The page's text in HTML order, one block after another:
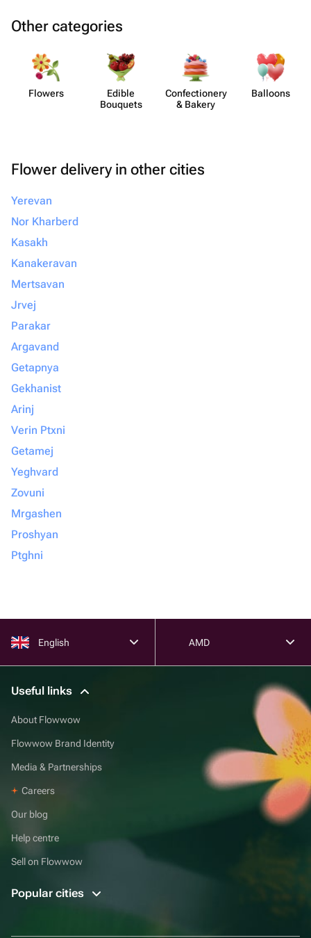
Other categories
Flowers
Edible
Bouquets
Confect​ionery
& Bakery
Balloons
Flower delivery in other cities
Yerevan
Nor Kharberd
Kasakh
Kanakeravan
Mertsavan
Jrvej
Parakar
Argavand
Getapnya
Gekhanist
Arinj
Verin Ptxni
Getamej
Yeghvard
Zovuni
Mrgashen
Proshyan
Ptghni
English AMD
Useful links
About Flowwow
Flowwow Brand Identity
Media & Partnerships
Careers
Our blog
Help centre
Sell on Flowwow
Popular cities